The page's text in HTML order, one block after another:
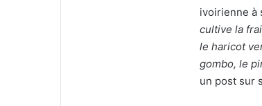
ivoirienne à
cultive la
le haricot
gombo, le
un post sur